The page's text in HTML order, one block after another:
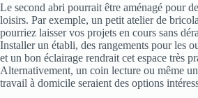
Le second abri pourrait être aménagé pour
loisirs. Par exemple, un petit atelier de
pourriez laisser vos projets en cours sans
Installer un établi, des rangements pour les
et un bon éclairage rendrait cet espace très
Alternativement, un coin lecture ou même
travail à domicile seraient des options